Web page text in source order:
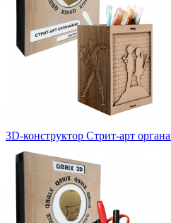
3D-конструктор Стрит-арт